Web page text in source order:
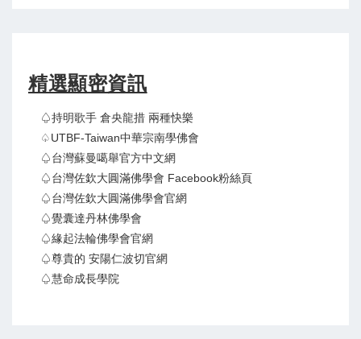
精選顯密資訊
♤持明歌手 倉央龍措 兩種快樂
♤UTBF-Taiwan中華宗南學佛會
♤台灣蘇曼噶舉官方中文網
♤台灣佐欽大圓滿佛學會 Facebook粉絲頁
♤台灣佐欽大圓滿佛學會官網
♤覺囊達丹林佛學會
♤緣起法輪佛學會官網
♤尊貴的 安陽仁波切官網
♤慧命成長學院